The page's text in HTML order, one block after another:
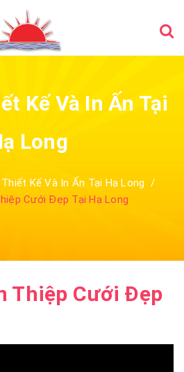
Kế Và In Ấn Tại
Long
Kế Và In Ấn Tại Hạ Long /
Cưới Đẹp Tại Hạ Long
Thiệp Cưới Đẹp